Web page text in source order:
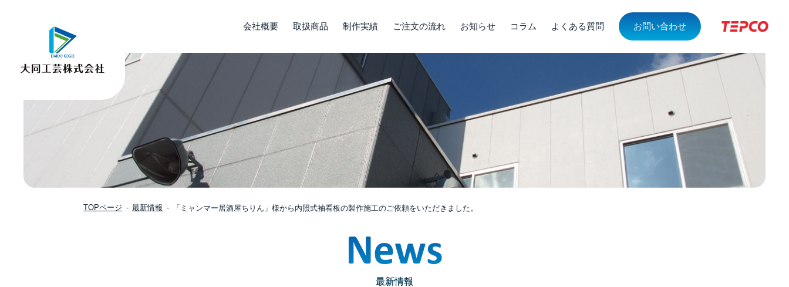
会社概要 取扱商品 制作実績 ご注文の流れ お知らせ コラム よくある質問 お問い合わせ
TOPページ 最新情報 「ミャンマー居酒屋ちりん」様から内照式袖看板の製作施工のご依頼をいただきました。
News
最新情報